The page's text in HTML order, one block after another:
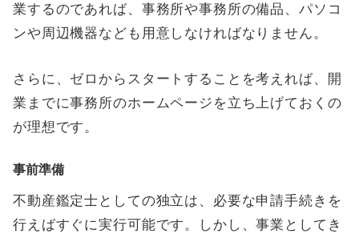
業するのであれば、事務所や事務所の備品、パソコ
ンや周辺機器なども用意しなければなりません。
さらに、ゼロからスタートすることを考えれば、開
業までに事務所のホームページを立ち上げておくの
が理想です。
事前準備
不動産鑑定士としての独立は、必要な申請手続きを
行えばすぐに実行可能です。しかし、事業としてき